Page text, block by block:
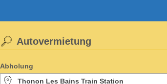
Autovermietung
Abholung